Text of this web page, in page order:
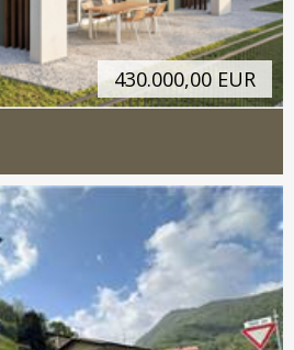
430.000,00 EUR